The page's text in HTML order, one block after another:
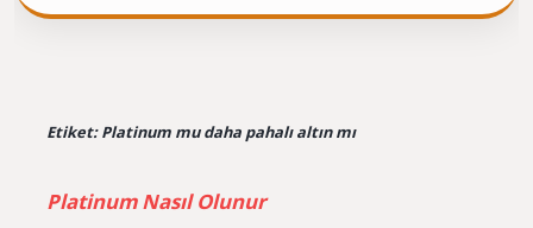
Etiket:Platinum mu daha pahalı altın mı
Platinum Nasıl Olunur